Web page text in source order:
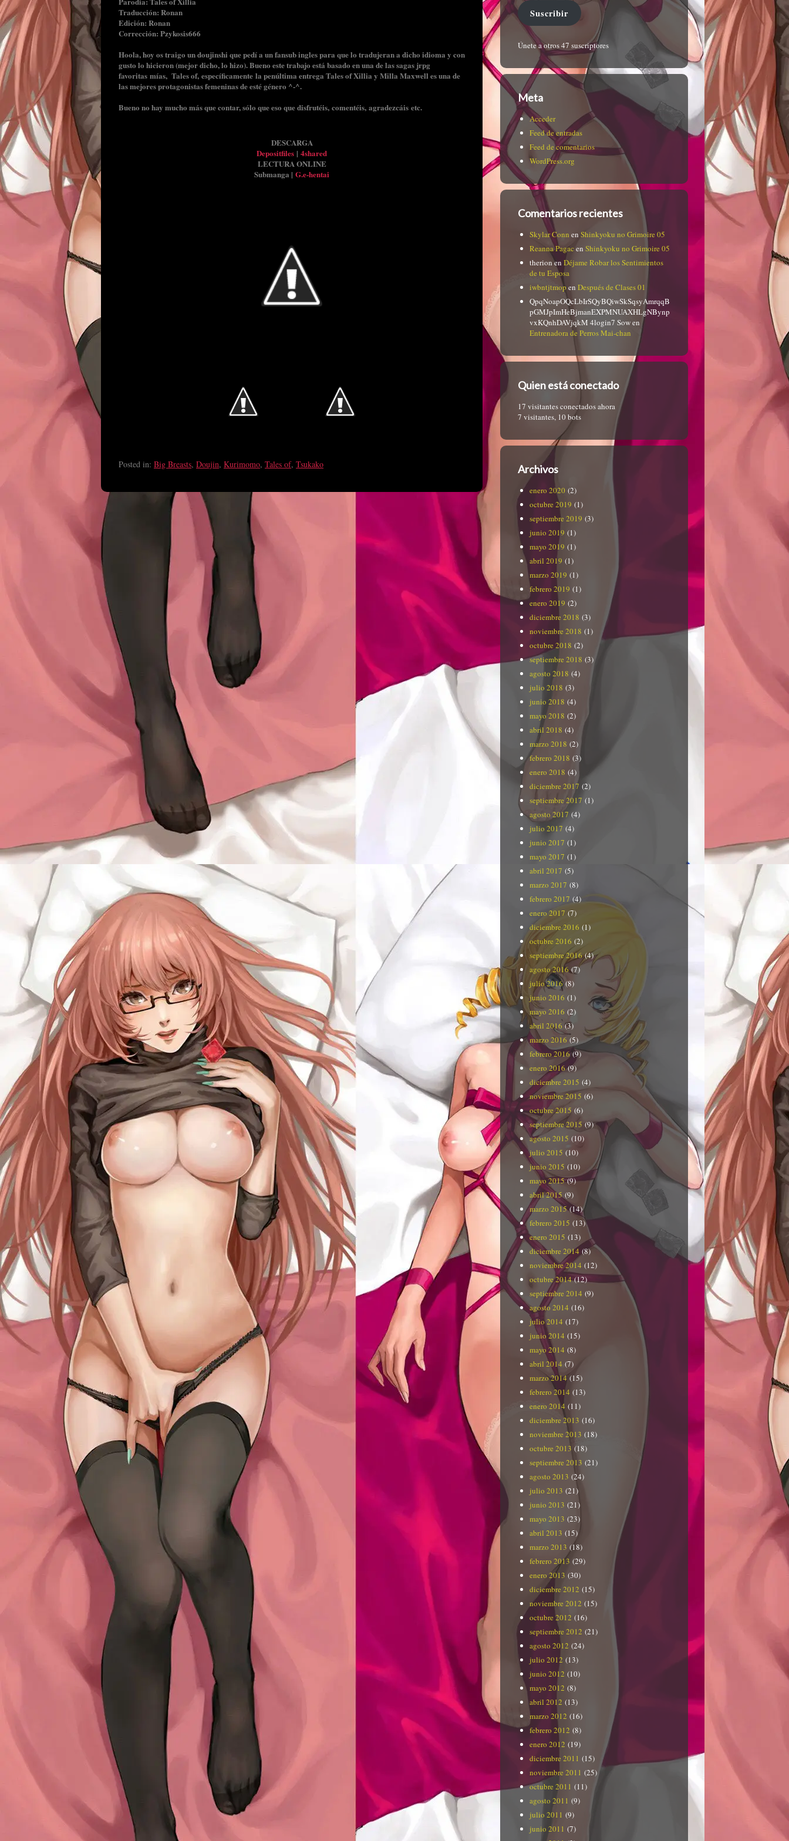
Traducción: Ronan
Edición: Ronan
Corrección: Pzykosis666
Hoola, hoy os traigo un doujinshi que pedí a un fansub ingles para que lo tradujeran a dicho idioma y con
gusto lo hicieron (mejor dicho, lo hizo). Bueno este trabajo está basado en una de las sagas jrpg
favoritas mías, Tales of, específicamente la penúltima entrega Tales of Xillia y Milla Maxwell es una de
las mejores protagonistas femeninas de esté género ^-^.
Bueno no hay mucho más que contar, sólo que eso que disfrutéis, comentéis, agradezcáis etc.
DESCARGA
Depositfiles | 4shared
LECTURA ONLINE
Submanga | G.e-hentai
Posted in: Big Breasts, Doujin, Kurimomo, Tales of, Tsukako
Suscribir
Únete a otros 47 suscriptores
Meta
Acceder
Feed de entradas
Feed de comentarios
WordPress.org
Comentarios recientes
Skylar Conn en Shinkyoku no Grimoire 05
Reanna Pagac en Shinkyoku no Grimoire 05
therionen Déjame Robar los Sentimientos
de tu Esposa
iwbntjtmop en Después de Clases 01
QpqNoapOQcLbIrSQyBQiwSkSqsyAmrqqB
pGMJpImHeBjmanEXPMNUAXHLgNBynp
vxKQnhDAVjqkM 4login7 Sowen
Entrenadora de Perros Mai-chan
Quien está conectado
17 visitantes conectados ahora
7 visitantes, 10 bots
Archivos
enero 2020 (2)
octubre 2019 (1)
septiembre 2019 (3)
junio 2019 (1)
mayo 2019 (1)
abril 2019 (1)
marzo 2019 (1)
febrero 2019 (1)
enero 2019 (2)
diciembre 2018 (3)
noviembre 2018 (1)
octubre 2018 (2)
septiembre 2018 (3)
agosto 2018 (4)
julio 2018 (3)
junio 2018 (4)
mayo 2018 (2)
abril 2018 (4)
marzo 2018 (2)
febrero 2018 (3)
enero 2018 (4)
diciembre 2017 (2)
septiembre 2017 (1)
agosto 2017 (4)
julio 2017 (4)
junio 2017 (1)
mayo 2017 (1)
abril 2017 (5)
marzo 2017 (8)
febrero 2017 (4)
enero 2017 (7)
diciembre 2016 (1)
octubre 2016 (2)
septiembre 2016(4)
agosto 2016(7)
julio 2016(8)
junio 2016 (1)
mayo 2016 (2)
abril 2016 (3)
marzo 2016 (5)
febrero 2016(9)
enero 2016(9)
diciembre 2015 (4)
noviembre 2015 (6)
octubre 2015 (6)
septiembre 2015 (9)
agosto 2015 (10)
julio 2015 (10)
junio 2015 (10)
mayo 2015(9)
abril 2015 (9)
marzo 2015(14)
febrero 2015 (13)
enero 2015 (13)
diciembre 2014 (8)
noviembre 2014 (12)
octubre 2014(12)
septiembre 2014 (9)
agosto 2014 (16)
julio 2014 (17)
junio 2014 (15)
mayo 2014 (8)
abril 2014 (7)
marzo 2014 (15)
febrero 2014 (13)
enero 2014 (11)
diciembre 2013 (16)
noviembre 2013 (18)
octubre 2013 (18)
septiembre 2013 (21)
agosto 2013 (24)
julio 2013 (21)
junio 2013 (21)
mayo 2013 (23)
abril 2013 (15)
marzo 2013 (18)
febrero 2013 (29)
enero 2013 (30)
diciembre 2012 (15)
noviembre 2012 (15)
octubre 2012 (16)
septiembre 2012 (21)
agosto 2012 (24)
julio 2012 (13)
junio 2012 (10)
mayo 2012 (8)
abril 2012 (13)
marzo 2012 (16)
febrero 2012 (8)
enero 2012 (19)
diciembre 2011 (15)
noviembre 2011 (25)
octubre 2011 (11)
agosto 2011 (9)
julio 2011 (9)
junio 2011 (7)